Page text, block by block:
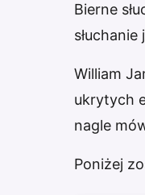
Bierne
William
ukrytych
nagle
Poniżej